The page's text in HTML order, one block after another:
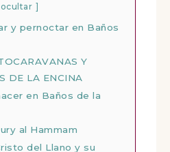
ocultar
y pernoctar en Baños
Y
DE LA ENCINA
en Baños de la
al Hammam
del Llano y su